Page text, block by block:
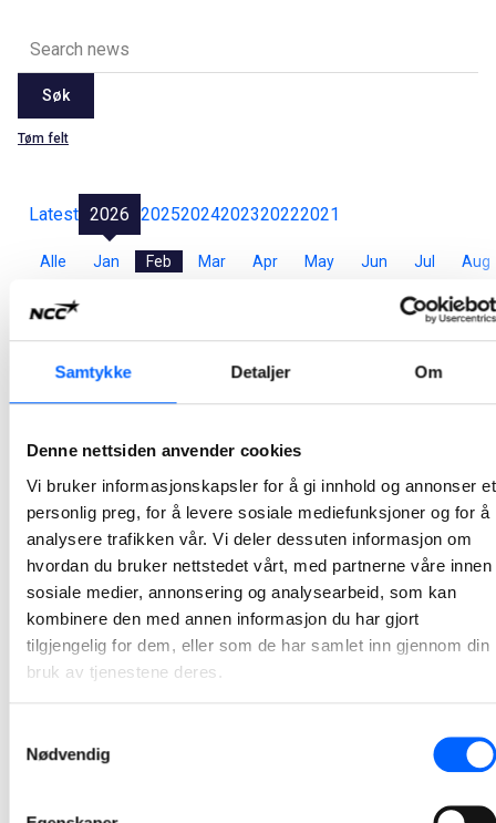
Samtykke Detaljer Om
Denne nettsiden anvender cookies
Vi bruker informasjonskapsler for å gi innhold og annonser et
personlig preg, for å levere sosiale mediefunksjoner og for å
analysere trafikken vår. Vi deler dessuten informasjon om
hvordan du bruker nettstedet vårt, med partnerne våre innen
sosiale medier, annonsering og analysearbeid, som kan
kombinere den med annen informasjon du har gjort
tilgjengelig for dem, eller som de har samlet inn gjennom din
bruk av tjenestene deres.
Nødvendig
Søk
Tøm felt
Latest 2026 20252024202320222021
Alle Jan Feb Mar Apr May Jun Jul
Aug
NCC asfalterer for Innlandet fylkeskommune
På oppdrag for Innlandet fylkeskommune skal NCC asfaltere fylkeskommunale veier i 2026. Arbeidet er delt inn i to kontrakter, som samlet har en verdi på omlag 200 millioner kroner.
NCC signerer rammeavtale for kommunale
asfaltoppdrag i Sunnhordland
NCC har signert en toårig rammeavtale med Sunnhordland Innkjøpsforum for asfaltering av kommunale veier og arealer i 2026 – 2027.
2026-02-03 09:58